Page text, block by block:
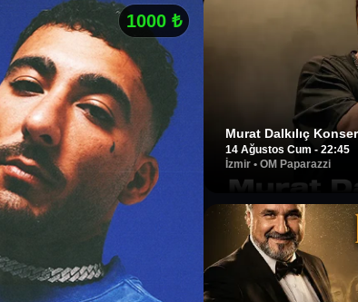
1000₺
Murat Dalkılıç
14 Ağustos Cum - 22:45
İzmir• OM Paparazzi